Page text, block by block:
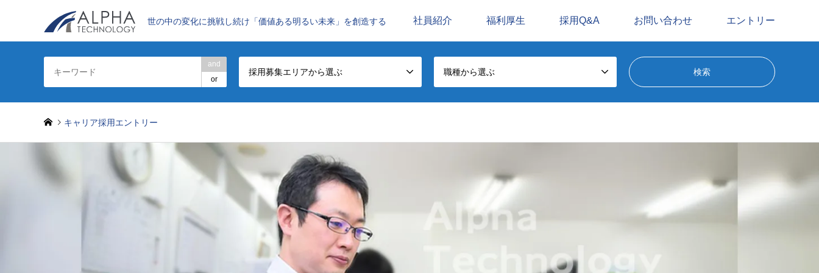
世の中の変化に挑戦し続け「価値ある明るい未来」を創造する 社員紹介 福利厚生 採用Q&A お問い合わせ エントリー
and
or
採用募集エリアから選ぶ 職種から選ぶ
キャリア採用エントリー